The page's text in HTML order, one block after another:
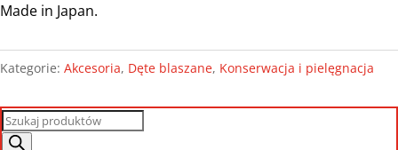
Made in Japan.
Kategorie: Akcesoria, Dęte blaszane, Konserwacja i pielęgnacja
Wyszukiwarka
produktów